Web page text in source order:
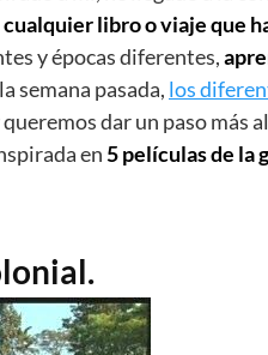
libro o viaje que
y épocas diferentes,
semana pasada, los
dar un paso más
en5 películas de la